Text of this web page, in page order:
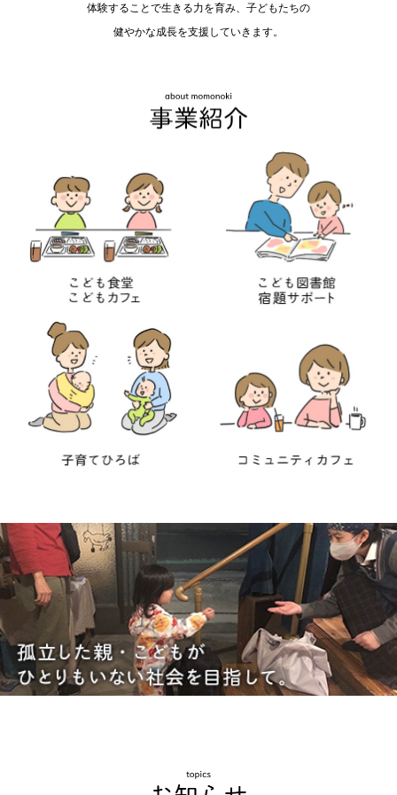
体験することで生きる力を育み、子どもたちの
健やかな成長を支援していきます。